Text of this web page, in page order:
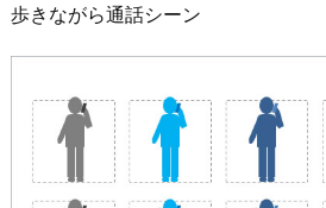
歩きながら通話シーン